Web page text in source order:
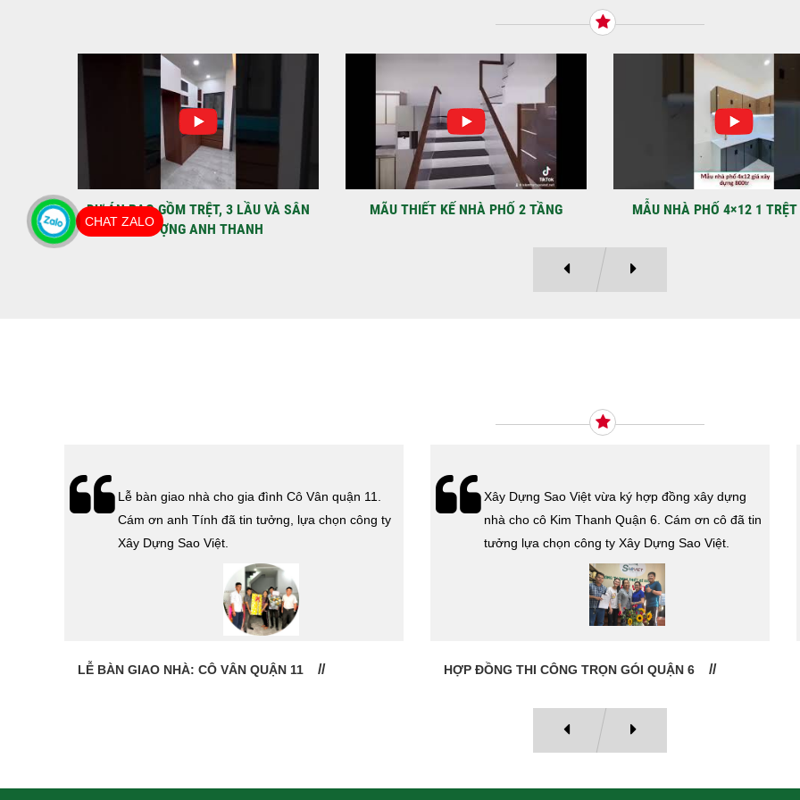
Địa
Kỳ
DỰ ÁN BAO GỒM TRỆT, 3 LẦU VÀ SÂN
THƯỢNG ANH THANH
MÃU THIẾT KẾ NHÀ PHỐ 2 TẦNG MẪU NHÀ PHỐ 4×12 1
Lễ bàn giao nhà cho gia đình Cô Vân quận 11.
Cám ơn anh Tính đã tin tưởng, lựa chọn công ty
Xây Dựng Sao Việt.
LỄ BÀN GIAO NHÀ: CÔ VÂN QUẬN 11
Xây Dựng Sao Việt vừa ký hợp đồng xây dựng
nhà cho cô Kim Thanh Quận 6. Cám ơn cô đã tin
tưởng lựa chọn công ty Xây Dựng Sao Việt.
HỢP ĐỒNG THI CÔNG TRỌN GÓI QUẬN 6
CHAT ZALO